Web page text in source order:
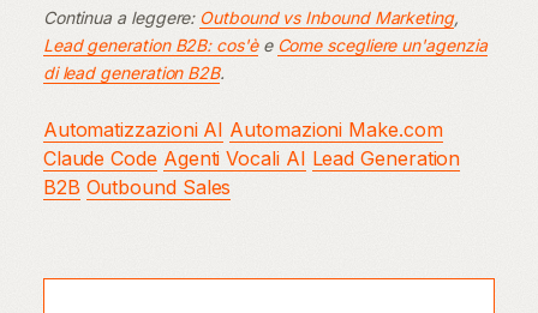
Continua a leggere: Outbound vs Inbound Marketing,
Lead generation B2B: cos'èe Come scegliere un'agenzia
di lead generation B2B.
Automatizzazioni AI Automazioni Make.com
Claude Code Agenti Vocali AI Lead Generation
B2B Outbound Sales